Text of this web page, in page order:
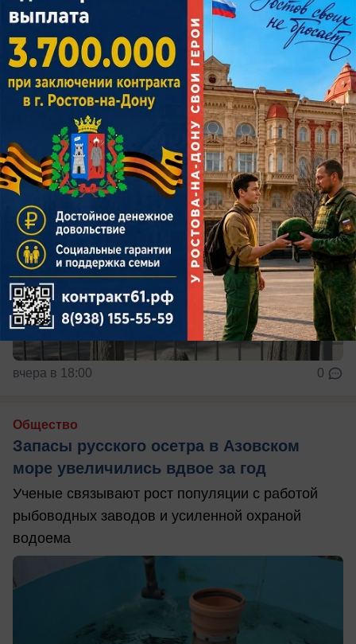
время процесса по делу отца и сына
Свиридовых
Граждане заподозрили, что судья хочет закрыть
процесс от общественности
вчера в 18:00 0
Общество
Запасы русского осетра в Азовском
море увеличились вдвое за год
Ученые связывают рост популяции с работой
рыбоводных заводов и усиленной охраной
водоема